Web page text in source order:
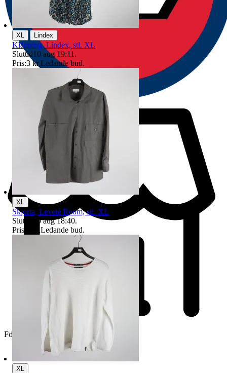
Företag
XL | Lindex
Klänning, Lindex, stl. XL
Sluttid10 aug 19:11 .
Pris:3 kr,Ledande bud.
XL
Skjorta, Leveté Room, stl. XL
Sluttid
10 aug 18:40.
Pris:
,Ledande bud.
XL